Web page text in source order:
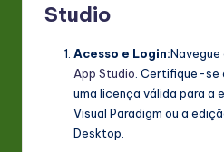
Studio
Acesso e Login:Navegue
App Studio . Certifique-se
uma licença válida para a
Visual Paradigm ou a
Desktop.